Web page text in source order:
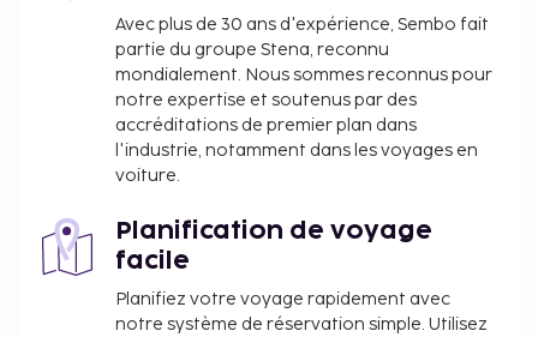
Avec plus de 30 ans d'expérience, Sembo fait
partie du groupe Stena, reconnu
mondialement. Nous sommes reconnus pour
notre expertise et soutenus par des
accréditations de premier plan dans
l'industrie, notamment dans les voyages en
voiture.
Planification de voyage
facile
Planifiez votre voyage rapidement avec
notre système de réservation simple. Utilisez